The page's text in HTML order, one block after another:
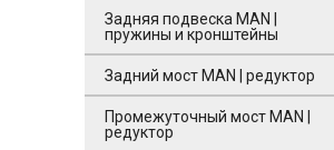
Задняя подвеска MAN |
пружины и кронштейны
Задний мост MAN | редуктор
Промежуточный мост MAN |
редуктор